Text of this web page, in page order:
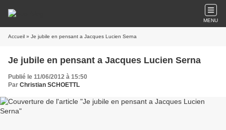
MENU
Accueil » Je jubile en pensant a Jacques Lucien Serna
Je jubile en pensant a Jacques Lucien Serna
Publié le 11/06/2012 à 15:50
Par Christian SCHOETTL